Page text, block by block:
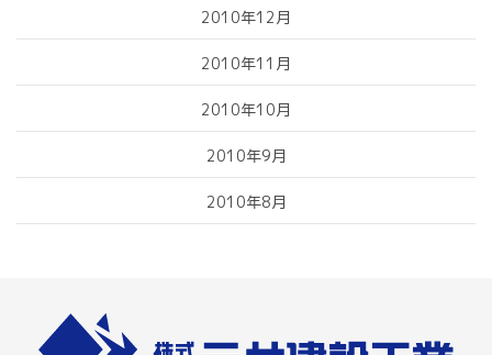
2010年12月
2010年11月
2010年10月
2010年9月
2010年8月